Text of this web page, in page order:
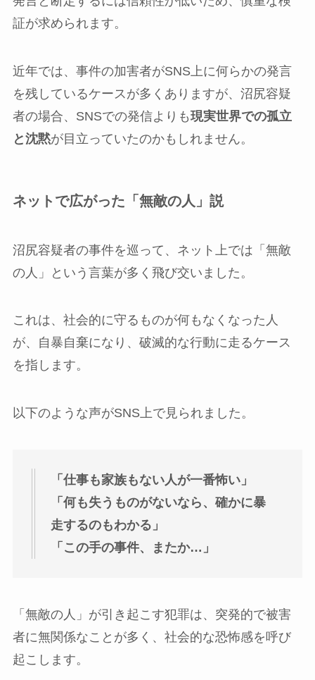
証が求められます。
近年では、事件の加害者がSNS上に何らかの発言
を残しているケースが多くありますが、沼尻容疑
者の場合、SNSでの発信よりも現実世界での孤立
と沈黙が目立っていたのかもしれません。
ネットで広がった「無敵の人」説
沼尻容疑者の事件を巡って、ネット上では「無敵
の人」という言葉が多く飛び交いました。
これは、社会的に守るものが何もなくなった人
が、自暴自棄になり、破滅的な行動に走るケース
を指します。
以下のような声がSNS上で見られました。
「仕事も家族もない人が一番怖い」
「何も失うものがないなら、確かに暴
走するのもわかる」
「この手の事件、またか…」
「無敵の人」が引き起こす犯罪は、突発的で被害
者に無関係なことが多く、社会的な恐怖感を呼び
起こします。